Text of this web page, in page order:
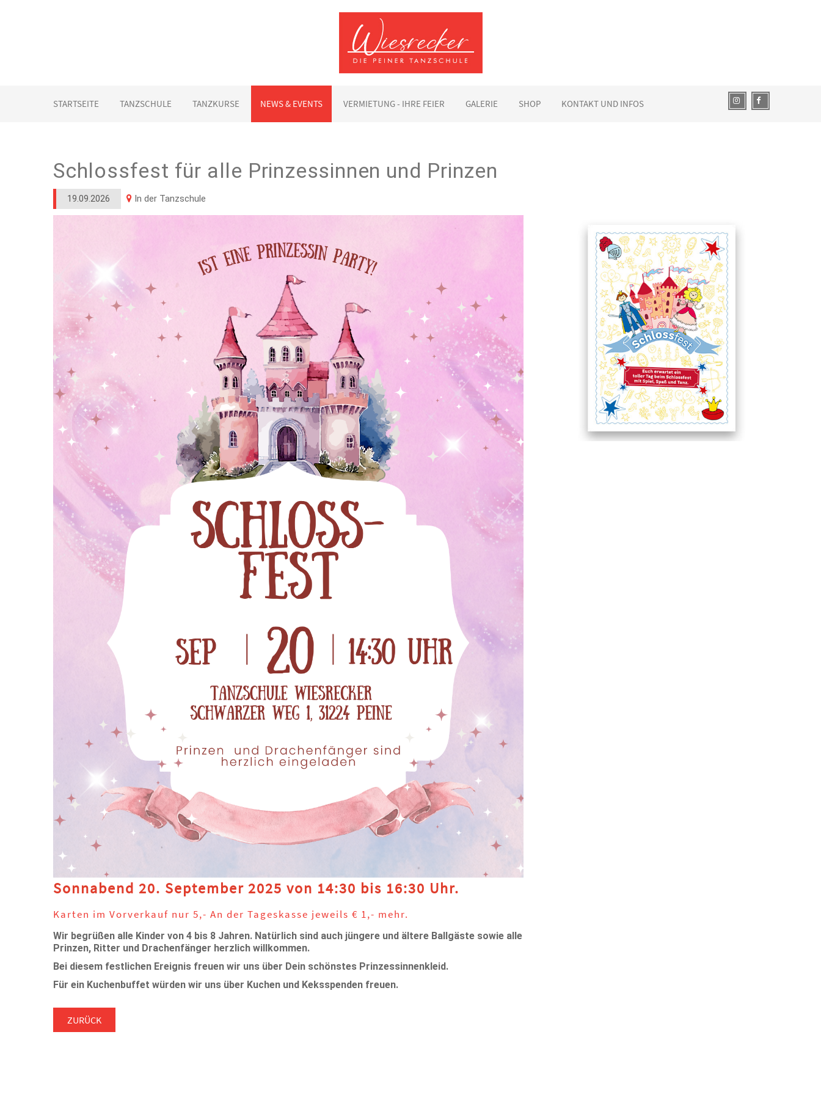
STARTSEITE TANZSCHULE TANZKURSE NEWS & EVENTS VERMIETUNG - IHRE FEIER GALERIE SHOP KONTAKT UND INFOS
Schlossfest für alle Prinzessinnen und Prinzen
19.09.2026 In der Tanzschule
Sonnabend 20. September 2025 von 14:30 bis 16:30 Uhr.
Karten im Vorverkauf nur 5,- An der Tageskasse jeweils € 1,- mehr.
Wir begrüßen alle Kinder von 4 bis 8 Jahren. Natürlich sind auch jüngere und ältere Ballgäste sowie alle
Prinzen, Ritter und Drachenfänger herzlich willkommen.
Bei diesem festlichen Ereignis freuen wir uns über Dein schönstes Prinzessinnenkleid.
Für ein Kuchenbuffet würden wir uns über Kuchen und Keksspenden freuen.
ZURÜCK